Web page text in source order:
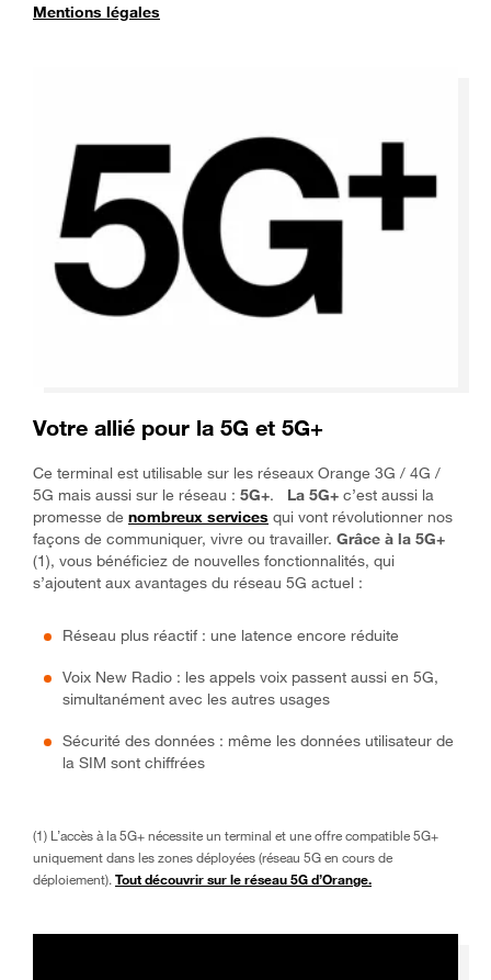
Mentions légales
Votre allié pour la 5G et 5G+
Ce terminal est utilisable sur les réseaux Orange 3G / 4G /
5G mais aussi sur le réseau : 5G+. La 5G+ c’est aussi la
promesse de nombreux services qui vont révolutionner nos
façons de communiquer, vivre ou travailler. Grâce à la 5G+
(1), vous bénéficiez de nouvelles fonctionnalités, qui
s’ajoutent aux avantages du réseau 5G actuel :
Réseau plus réactif : une latence encore réduite
Voix New Radio : les appels voix passent aussi en 5G,
simultanément avec les autres usages
Sécurité des données : même les données utilisateur de
la SIM sont chiffrées
(1) L’accès à la 5G+ nécessite un terminal et une offre compatible 5G+
uniquement dans les zones déployées (réseau 5G en cours de
déploiement). Tout découvrir sur le réseau 5G d’Orange.